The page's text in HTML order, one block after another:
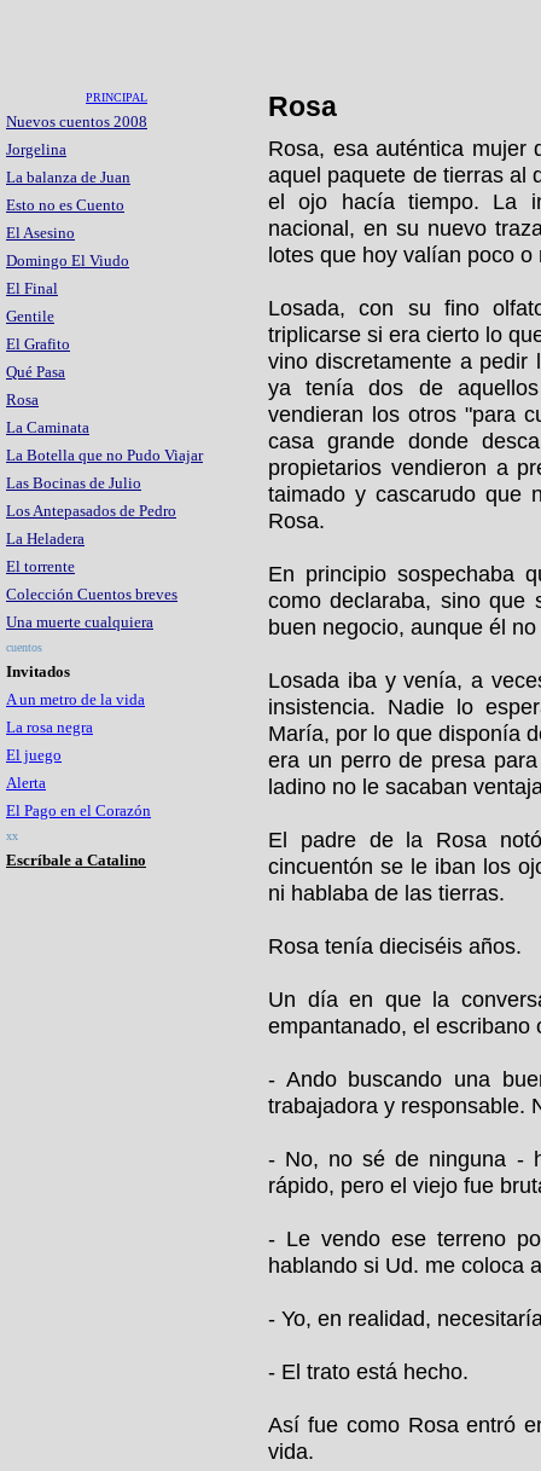
PRINCIPAL
Nuevos cuentos 2008
Jorgelina
La balanza de Juan
Esto no es Cuento
El Asesino
Domingo El Viudo
El Final
Gentile
El Grafito
Qué Pasa
Rosa
La Caminata
La Botella que no Pudo Viajar
Las Bocinas de Julio
Los Antepasados de Pedro
La Heladera
El torrente
Colección Cuentos breves
Una muerte cualquiera
cuentos
Invitados
A un metro de la vida
La rosa negra
El juego
Alerta
El Pago en el Corazón
xx
Escríbale a Catalino
Rosa
Rosa, esa auténtica mujer
aquel paquete de tierras al
el ojo hacía tiempo. La
nacional, en su nuevo
lotes que hoy valían poco o
Losada, con su fino
triplicarse si era cierto lo
vino discretamente a pedir
ya tenía dos de
vendieran los otros "para
casa grande donde
propietarios vendieron a
taimado y cascarudo que
Rosa.
En principio sospechaba
como declaraba, sino que
buen negocio, aunque él
Losada iba y venía, a
insistencia. Nadie lo
María, por lo que disponía
era un perro de presa
ladino no le sacaban
El padre de la Rosa
cincuentón se le iban los
ni hablaba de las tierras.
Rosa tenía dieciséis años.
Un día en que la
empantanado, el escribano
- Ando buscando una
trabajadora y responsable.
- No, no sé de ninguna -
rápido, pero el viejo fue
- Le vendo ese terreno
hablando si Ud. me coloca
- Yo, en realidad,
- El trato está hecho.
Así fue como Rosa entró
vida.